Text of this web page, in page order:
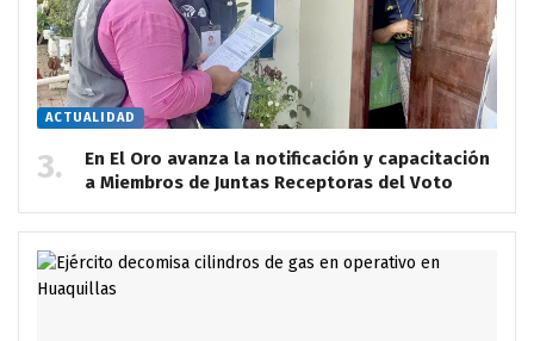
ACTUALIDAD
En El Oro avanza la notificación y capacitación
a Miembros de Juntas Receptoras del Voto